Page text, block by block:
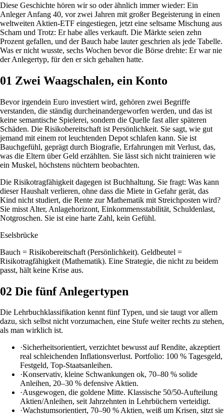
Diese Geschichte hören wir so oder ähnlich immer wieder: Ein
Anleger Anfang 40, vor zwei Jahren mit großer Begeisterung in einen
weltweiten Aktien-ETF eingestiegen, jetzt eine seltsame Mischung aus
Scham und Trotz: Er habe alles verkauft. Die Märkte seien zehn
Prozent gefallen, und der Bauch habe lauter geschrien als jede Tabelle.
Was er nicht wusste, sechs Wochen bevor die Börse drehte: Er war nie
der Anlegertyp, für den er sich gehalten hatte.
01 Zwei Waagschalen, ein Konto
Bevor irgendein Euro investiert wird, gehören zwei Begriffe
verstanden, die ständig durcheinandergeworfen werden, und das ist
keine semantische Spielerei, sondern die Quelle fast aller späteren
Schäden. Die Risikobereitschaft ist Persönlichkeit. Sie sagt, wie gut
jemand mit einem rot leuchtenden Depot schlafen kann. Sie ist
Bauchgefühl, geprägt durch Biografie, Erfahrungen mit Verlust, das,
was die Eltern über Geld erzählten. Sie lässt sich nicht trainieren wie
ein Muskel, höchstens nüchtern beobachten.
Die Risikotragfähigkeit dagegen ist Buchhaltung. Sie fragt: Was kann
dieser Haushalt verlieren, ohne dass die Miete in Gefahr gerät, das
Kind nicht studiert, die Rente zur Mathematik mit Streichposten wird?
Sie misst Alter, Anlagehorizont, Einkommensstabilität, Schuldenlast,
Notgroschen. Sie ist eine harte Zahl, kein Gefühl.
Eselsbrücke
Bauch = Risikobereitschaft (Persönlichkeit). Geldbeutel =
Risikotragfähigkeit (Mathematik). Eine Strategie, die nicht zu beidem
passt, hält keine Krise aus.
02 Die fünf Anlegertypen
Die Lehrbuchklassifikation kennt fünf Typen, und sie taugt vor allem
dazu, sich selbst nicht vorzumachen, eine Stufe weiter rechts zu stehen,
als man wirklich ist.
·Sicherheitsorientiert, verzichtet bewusst auf Rendite, akzeptiert
real schleichenden Inflationsverlust. Portfolio: 100 % Tagesgeld,
Festgeld, Top-Staatsanleihen.
·Konservativ, kleine Schwankungen ok, 70–80 % solide
Anleihen, 20–30 % defensive Aktien.
·Ausgewogen, die goldene Mitte. Klassische 50/50-Aufteilung
Aktien/Anleihen, seit Jahrzehnten in Lehrbüchern verteidigt.
·Wachstumsorientiert, 70–90 % Aktien, weiß um Krisen, sitzt sie